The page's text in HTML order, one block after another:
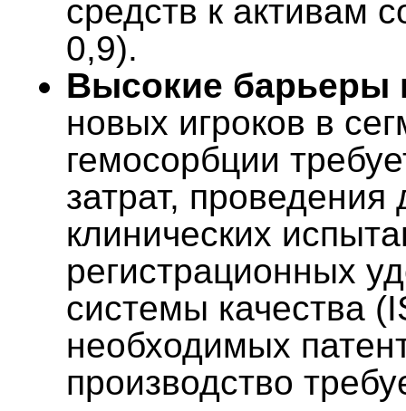
средств к активам
0,9).
Высокие барьеры
новых игроков в
гемосорбции
затрат,
клинических
регистрационных
системы качества
необходимых
производство